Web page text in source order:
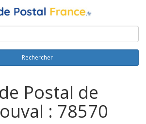
Rechercher
Postal de
: 78570